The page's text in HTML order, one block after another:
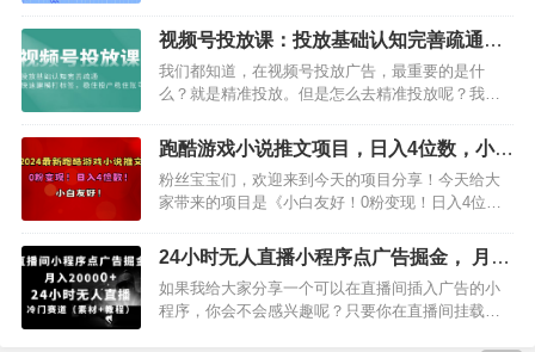
错，每个视频都有可能成为爆款。制作视频的过程
非常简单，只要熟练掌握之后，每天只需花一个小
时就能完成。因此，如果您抓住了这个机会，并实
实在在地去操作，那么日入四位数并非难事。…
视频号投放课：投放基础认知完善疏通，
快速建模打标签，稳住投产稳住账号
我们都知道，在视频号投放广告，最重要的是什
么？就是精准投放。但是怎么去精准投放呢？我们
是视频号。视频号是一个社交媒体平台，它的定位
是一个内容平台。那么，我们在视频号投放广告，
就可以围绕着我们的内容进行投放。那么，如何来
完善视频号的投放基础认知呢？我们需要了…
跑酷游戏小说推文项目，日入4位数，小白
友好0粉变现（附千G素材）
粉丝宝宝们，欢迎来到今天的项目分享！今天给大
家带来的项目是《小白友好！0粉变现！日入4位
合新手的项目，而且具有很高的利润空间。首先，
让我们来了解一下这个项目的具体内容。游戏小说
推文项目通过在抖音等平台上发布小说类视频作
品，引导用户到小说平台观看小说。这个项…
24小时无人直播小程序点广告掘金， 月入
20000+，冷门赛道
如果我给大家分享一个可以在直播间插入广告的小
程序，你会不会感兴趣呢？只要你在直播间挂载这